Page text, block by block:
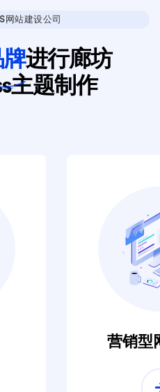
网站建设公司
牌进行廊坊
主题制作
营销型